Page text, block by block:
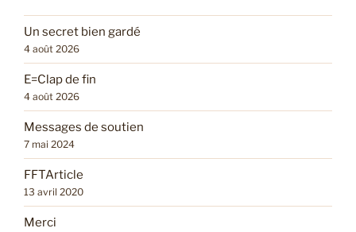
Un secret bien gardé
4 août 2026
E=Clap de fin
4 août 2026
Messages de soutien
7 mai 2024
FFTArticle
13 avril 2020
Merci